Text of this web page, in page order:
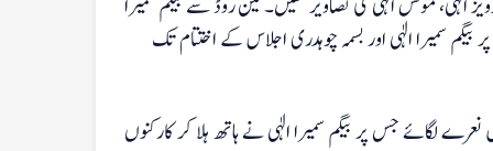
بیگم سمیرا الٰہی اور بسمہ چوہدری اجلاس کے اختتام تک
لگائے جس پر بیگم سمیرا الٰہی نے ہاتھ ہلا کر کارکنوں